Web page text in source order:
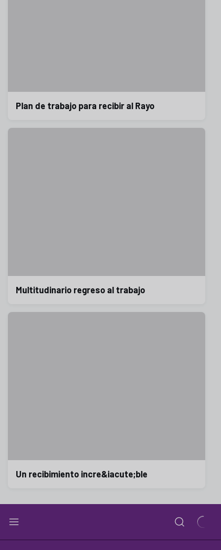
Plan de trabajo para recibir al Rayo
Multitudinario regreso al trabajo
Un recibimiento incre&iacute;ble